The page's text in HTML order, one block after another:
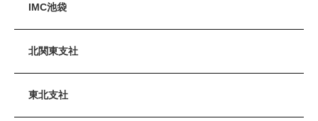
IMC池袋
北関東支社
東北支社